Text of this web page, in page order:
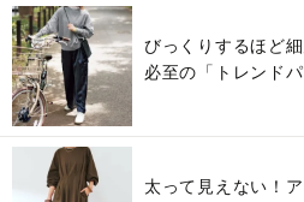
びっくりするほど
必至の「トレンド
太って見えない！